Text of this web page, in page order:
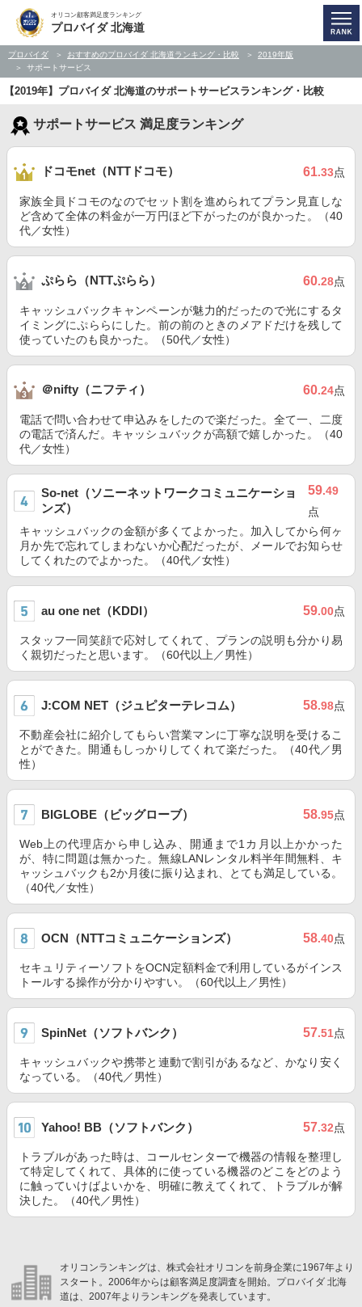
オリコン顧客満足度ランキング
プロバイダ 北海道
プロバイダ おすすめのプロバイダ 北海道ランキング・比較
2019年版
サポートサービス
【2019年】プロバイダ 北海道のサポートサービスランキング・比較
サポートサービス 満足度ランキング
ドコモnet（NTTドコモ） 61.33点
家族全員ドコモのなのでセット割を進められてプラン見直しな
ど含めて全体の料金が一万円ほど下がったのが良かった。（40
代／女性）
ぷらら（NTTぷらら） 60.28点
キャッシュバックキャンペーンが魅力的だったので光にするタ
イミングにぷららにした。前の前のときのメアドだけを残して
使っていたのも良かった。（50代／女性）
＠nifty（ニフティ） 60.24点
電話で問い合わせて申込みをしたので楽だった。全て一、二度
の電話で済んだ。キャッシュバックが高額で嬉しかった。（40
代／女性）
So-net（ソニーネットワークコミュニケーショ
ンズ）
59.49
点
キャッシュバックの金額が多くてよかった。加入してから何ヶ
月か先で忘れてしまわないか心配だったが、メールでお知らせ
してくれたのでよかった。（40代／女性）
au one net（KDDI） 59.00点
スタッフ一同笑顔で応対してくれて、プランの説明も分かり易
く親切だったと思います。（60代以上／男性）
J:COM NET（ジュピターテレコム） 58.98点
不動産会社に紹介してもらい営業マンに丁寧な説明を受けるこ
とができた。開通もしっかりしてくれて楽だった。（40代／男
性）
BIGLOBE（ビッグローブ） 58.95点
Web上の代理店から申し込み、開通まで1カ月以上かかった
が、特に問題は無かった。無線LANレンタル料半年間無料、キ
ャッシュバックも2か月後に振り込まれ、とても満足している。
（40代／女性）
OCN（NTTコミュニケーションズ） 58.40点
セキュリティーソフトをOCN定額料金で利用しているがインス
トールする操作が分かりやすい。（60代以上／男性）
SpinNet（ソフトバンク） 57.51点
キャッシュバックや携帯と連動で割引があるなど、かなり安く
なっている。（40代／男性）
Yahoo! BB（ソフトバンク） 57.32点
トラブルがあった時は、コールセンターで機器の情報を整理し
て特定してくれて、具体的に使っている機器のどこをどのよう
に触っていけばよいかを、明確に教えてくれて、トラブルが解
決した。（40代／男性）
オリコンランキングは、株式会社オリコンを前身企業に1967年より
スタート。2006年からは顧客満足度調査を開始。プロバイダ 北海
道は、2007年よりランキングを発表しています。